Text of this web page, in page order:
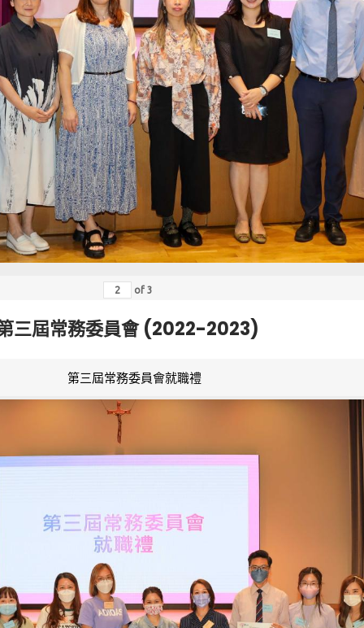
of 3
三屆常務委員會 (2022-2023)
第三屆常務委員會就職禮